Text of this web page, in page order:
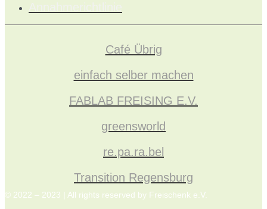
Annahmerichtlinie
Café Übrig
einfach selber machen
FABLAB FREISING E.V.
greensworld
re.pa.ra.bel
Transition Regensburg
© 2022 – 2023 | All rights reserved by Freischenk e.V.